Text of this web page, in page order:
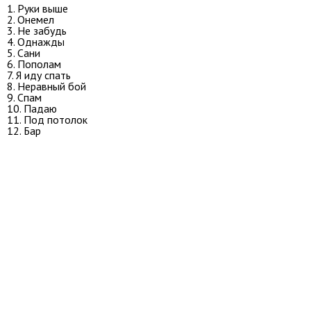
1. Руки выше
2. Онемел
3. Не забудь
4. Однажды
5. Сани
6. Пополам
7. Я иду спать
8. Неравный бой
9. Спам
10. Падаю
11. Под потолок
12. Бар